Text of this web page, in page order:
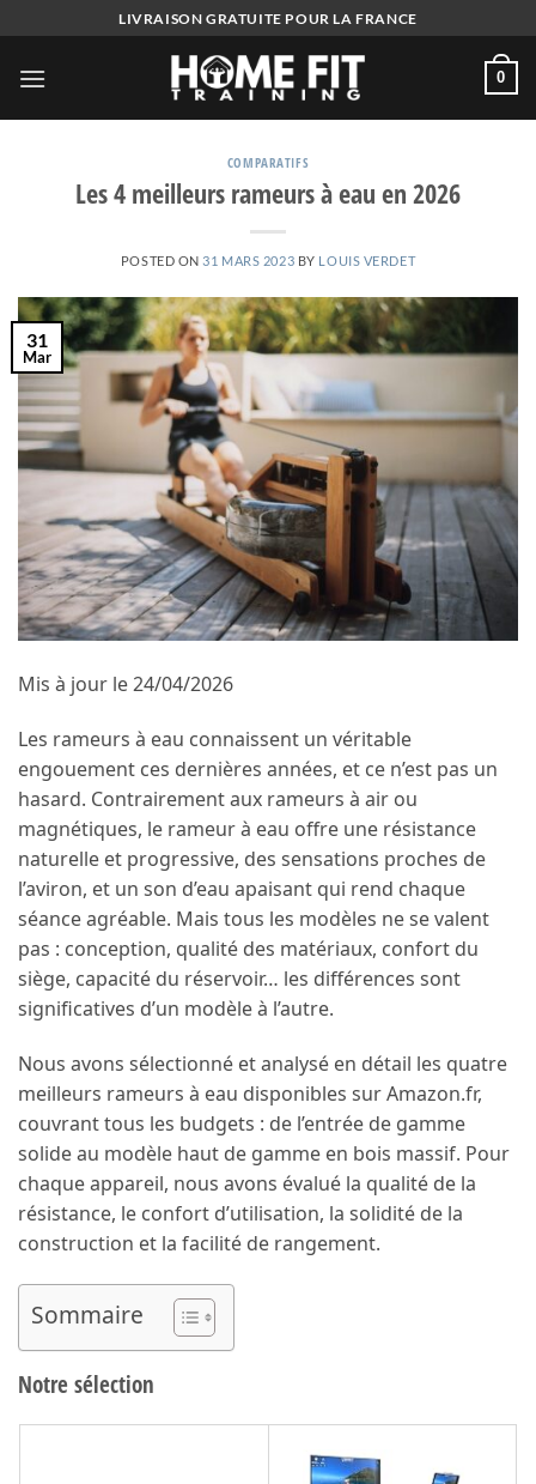
to
content
LIVRAISON GRATUITE POUR LA FRANCE
0
COMPARATIFS
Les 4 meilleurs rameurs à eau en 2026
POSTED ON 31 MARS 2023 BY LOUIS VERDET
31
Mar
Mis à jour le 24/04/2026
Les rameurs à eau connaissent un véritable
engouement ces dernières années, et ce n’est pas un
hasard. Contrairement aux rameurs à air ou
magnétiques, le rameur à eau offre une résistance
naturelle et progressive, des sensations proches de
l’aviron, et un son d’eau apaisant qui rend chaque
séance agréable. Mais tous les modèles ne se valent
pas : conception, qualité des matériaux, confort du
siège, capacité du réservoir… les différences sont
significatives d’un modèle à l’autre.
Nous avons sélectionné et analysé en détail les quatre
meilleurs rameurs à eau disponibles sur Amazon.fr,
couvrant tous les budgets : de l’entrée de gamme
solide au modèle haut de gamme en bois massif. Pour
chaque appareil, nous avons évalué la qualité de la
résistance, le confort d’utilisation, la solidité de la
construction et la facilité de rangement.
Sommaire
Notre sélection